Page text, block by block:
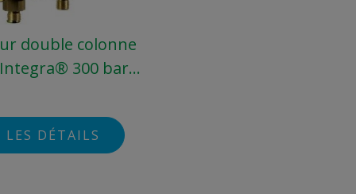
double colonne
300 bars
LES DÉTAILS